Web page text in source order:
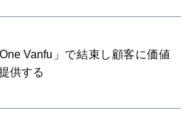
One Vanfu」で結束し顧客に価値
供する